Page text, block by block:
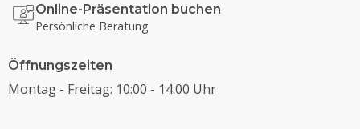
Online-Präsentation buchen
Persönliche Beratung
Öffnungszeiten
Montag - Freitag: 10:00 - 14:00 Uhr